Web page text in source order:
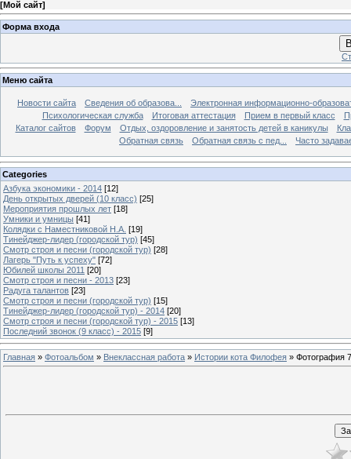
[Мой сайт]
Форма входа
Меню сайта
Новости сайта Сведения об образова...
Электронная информационно-
Психологическая служба
Итоговая аттестация Прием в первый класс
Каталог сайтов
Форум Отдых, оздоровление и занятость детей в каникулы
Обратная связь
Обратная связь с пед... Часто
Categories
Азбука экономики - 2014 [12]
День открытых дверей (10 класс) [25]
Мероприятия прошлых лет [18]
Умники и умницы [41]
Колядки с Наместниковой Н.А. [19]
Тинейджер-лидер (городской тур) [45]
Смотр строя и песни (городской тур) [28]
Лагерь "Путь к успеху" [72]
Юбилей школы 2011 [20]
Смотр строя и песни - 2013 [23]
Радуга талантов [23]
Смотр строя и песни (городской тур) [15]
Тинейджер-лидер (городской тур) - 2014 [20]
Смотр строя и песни (городской тур) - 2015 [13]
Последний звонок (9 класс) - 2015 [9]
Главная » Фотоальбом » Внеклассная работа » Истории кота Филофея » Фотография